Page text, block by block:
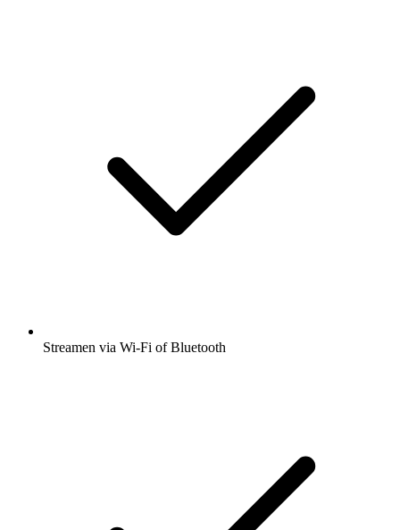
Streamen via Wi-Fi of Bluetooth